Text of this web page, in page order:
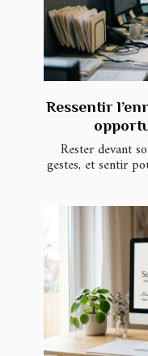
Ressentir
Rester devant
gestes, et sentir